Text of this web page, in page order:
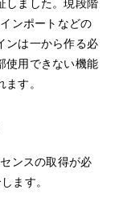
しました。現段階
ンポートなどの
ンは一から作る必
使用できない機能
す。
ンスの取得が必
ます。